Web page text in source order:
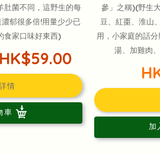
肚菌不同，這野生的每
郁很多倍!用量少少已
食家口味好東西)
情
車
參」之稱)(野生
豆、紅棗、淮山
用，小家庭的話
湯、加雞肉
加